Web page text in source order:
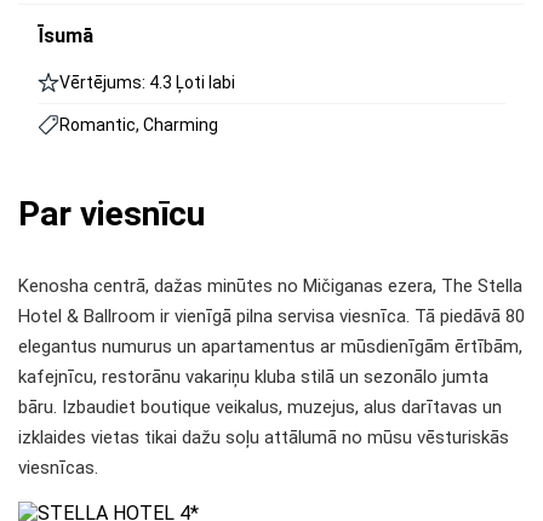
Īsumā
Vērtējums: 4.3 Ļoti labi
Romantic, Charming
Par viesnīcu
Kenosha centrā, dažas minūtes no Mičiganas ezera, The Stella
Hotel & Ballroom ir vienīgā pilna servisa viesnīca. Tā piedāvā 80
elegantus numurus un apartamentus ar mūsdienīgām ērtībām,
kafejnīcu, restorānu vakariņu kluba stilā un sezonālo jumta
bāru. Izbaudiet boutique veikalus, muzejus, alus darītavas un
izklaides vietas tikai dažu soļu attālumā no mūsu vēsturiskās
viesnīcas.